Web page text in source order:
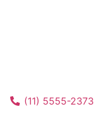
(11) 5555-2373